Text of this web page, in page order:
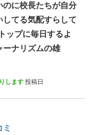
のに校長たちが自分
てる気配すらして
ップに毎日するよ
ーナリズムの雄
します 投稿日